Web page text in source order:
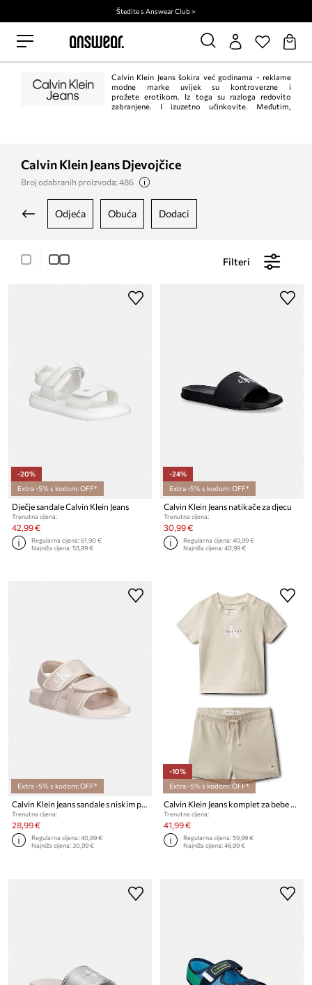
Štedite s Answear Club >
Calvin Klein Jeans šokira već godinama - reklame
modne marke uvijek su kontroverzne i
prožete erotikom. Iz toga su razloga redovito
zabranjene. I izuzetno učinkovite. Međutim,
Calvin Klein Jeans Djevojčice
Broj odabranih proizvoda: 486
odjeća obuća dodaci
Filteri
-20%
Extra -5% s kodom: OFF*
Dječje sandale Calvin Klein Jeans
Trenutna cijena:
42,99 €
Regularna cijena:61,90 €
Najniža cijena:53,99 €
-24%
Extra -5% s kodom: OFF*
Calvin Klein Jeans natikače za djecu
Trenutna cijena:
30,99 €
Regularna cijena:40,99 €
Najniža cijena:40,99 €
Extra -5% s kodom: OFF*
Calvin Klein Jeans sandale s niskim potplatom za djecu
Trenutna cijena:
28,99 €
Regularna cijena:40,99 €
Najniža cijena:30,99 €
-10%
Extra -5% s kodom: OFF*
Calvin Klein Jeans komplet za bebe od pamuka
Trenutna cijena:
41,99 €
Regularna cijena:59,99 €
Najniža cijena:46,99 €